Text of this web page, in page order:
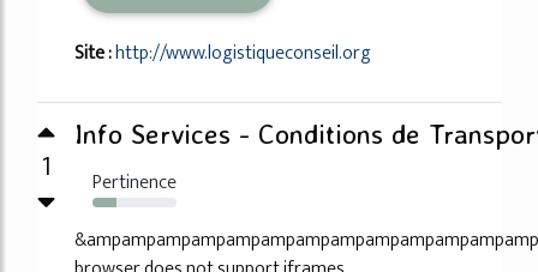
Site :http://www.logistiqueconseil.org
1
Info Services - Conditions de
Pertinence
28%